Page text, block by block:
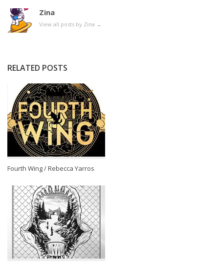
Zina
View all posts by Zina →
RELATED POSTS
Fourth Wing / Rebecca Yarros